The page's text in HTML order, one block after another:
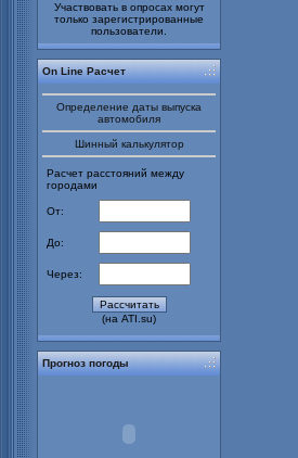
Участвовать в опросах могут
только зарегистрированные
пользователи.
On Line Расчет
Определение даты выпуска
автомобиля
Шинный калькулятор
Расчет расстояний между
городами
От:
До:
Через:
(на ATI.su)
Прогноз погоды